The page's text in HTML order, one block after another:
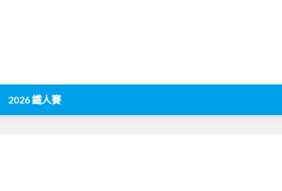
2026 鐵人賽